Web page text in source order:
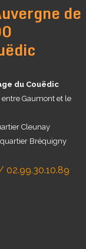
de
du Couëdic
entre Gaumont et le
Cleunay
quartier Bréquigny
02.99.30.10.89